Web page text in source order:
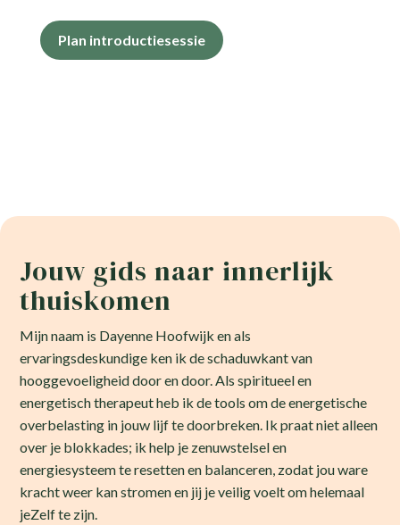
Plan introductiesessie
Jouw gids naar innerlijk
thuiskomen
Mijn naam is Dayenne Hoofwijk en als
ervaringsdeskundige ken ik de schaduwkant van
hooggevoeligheid door en door. Als spiritueel en
energetisch therapeut heb ik de tools om de energetische
overbelasting in jouw lijf te doorbreken. Ik praat niet alleen
over je blokkades; ik help je zenuwstelsel en
energiesysteem te resetten en balanceren, zodat jou ware
kracht weer kan stromen en jij je veilig voelt om helemaal
jeZelf te zijn.